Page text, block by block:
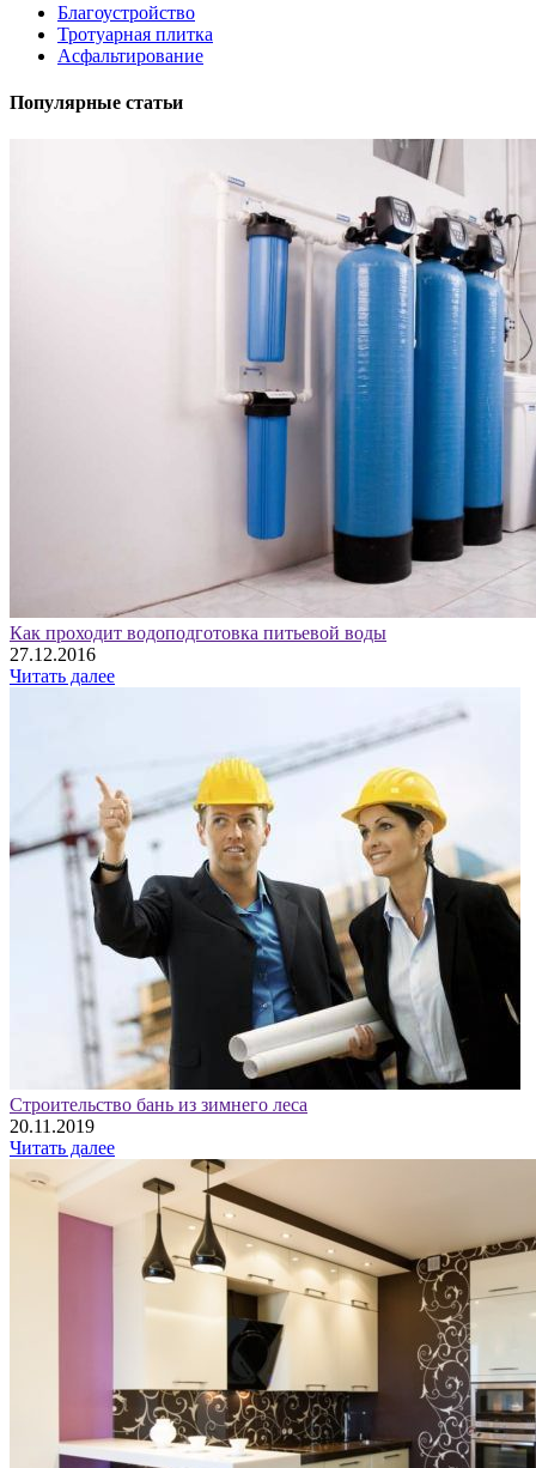
Благоустройство
Тротуарная плитка
Асфальтирование
Популярные статьи
Как проходит водоподготовка питьевой воды
27.12.2016
Читать далее
Строительство бань из зимнего леса
20.11.2019
Читать далее